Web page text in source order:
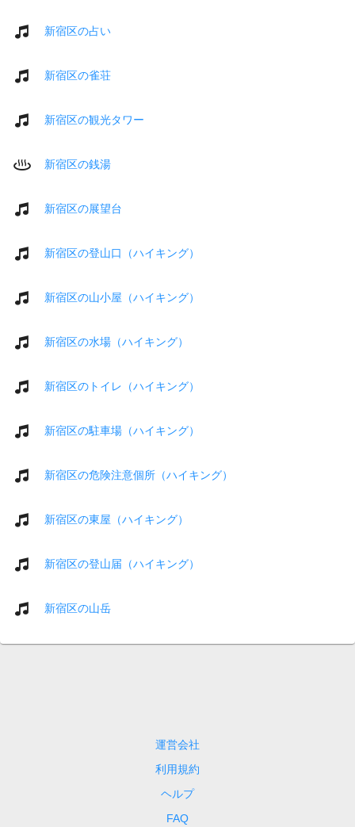
新宿区の占い
新宿区の雀荘
新宿区の観光タワー
新宿区の銭湯
新宿区の展望台
新宿区の登山口（ハイキング）
新宿区の山小屋（ハイキング）
新宿区の水場（ハイキング）
新宿区のトイレ（ハイキング）
新宿区の駐車場（ハイキング）
新宿区の危険注意個所（ハイキング）
新宿区の東屋（ハイキング）
新宿区の登山届（ハイキング）
新宿区の山岳
運営会社
利用規約
ヘルプ
FAQ